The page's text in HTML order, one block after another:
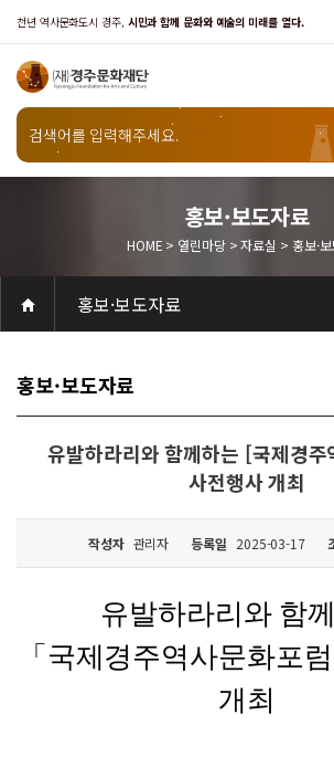
천년 역사문화도시 경주, 시민과 함께 문화와 예술의 미래를 열다.
홍보·보도자료
HOME > 열린마당 > 자료실 > 홍보·
홍보·보도자료
공연
공연일정
객석안내
화랑홀
화랑홀 2층
화랑홀 3층
원화홀
티켓안내
티켓안내
티켓예매
티켓수령
할인규정
취소·환불규정
문화나눔티켓
공연예절·서비스
공연장 관람예절
공연장 편의서비스
전시
전시일정
현재전시
예정전시
지난전시
전시연계교육신청
알천미술관소장품
전시예절·서비스
미술관 관람예절
미술관 편의서비스
아카데미
교육일정
문화행사
행사일정
행사소개
경주 대릉원돌담길 축제
국제경주역사문화포럼
금속공예관
경주 e스포츠 페스티벌
돗자리피크닉
국제경주역사문화포럼
교촌문화공연 신라오기
신라문화제
국제뮤직페스티벌
경주문화관1918
교촌버스킹
지역예술인 지원사업
봉황대 뮤직스퀘어
경주국악여행
제야의 종 타종식
한수원아트페스티벌
한복문화주간
동아시아 문화도시
MyK FESTA in 경주
경주시 관광기념품 공모전
뉴스
갤러리
대관
대관공고·절차
경주예술의전당
경주문화관1918
대관운영조례
운영조례
경주예술의전당
운영규칙
공연장 및 부대시설
알천미술관
경주문화관1918
사용료
경주예술의전당
경주문화관1918
대관신청
경주예술의전당
경주문화관1918
시설소개
경주예술의전당
시설소개
공연장
화랑홀
원화홀
알천미술관
기타시설
경주문화관1918
시립예술단
시립극단
시립극단 소개
단원현황
시립합창단
시립합창단 소개
단원현황
시립신라고취대
시립신라고취대 소개
단원현황
연간일정
열린마당
공지사항
공지사항
입찰정보
채용정보
자료실
홍보·보도자료
서식·매뉴얼
웹진
Q&A
FAQ
가입 및 정보
공연
전시
아카데미
대관
기타
질문과답변
우수고객
회원안내 · 혜택
우수고객
경주문화재단
인사말
재단소개
비전전략
사업안내
연혁
재단CI
조직도
ESG 윤리·경영
ESG경영 선언문
인권경영선언문
임직원행동강령
문화서비스윤리헌장
통합신고센터
경영공시
경영목표 예산서 운영계획
결산서
임원 및 운영인력 현황 인건비 예
경영실적
외부기관 감사
기타공시
계약현황
기부금현황
업무추진비 복리후생비 내역
오시는길
경주예술의전당
경주문화관1918
신라금속공예관
홍보·보도자료
유발하라리와 함께하는 [국제경주
사전행사 개최
작성자 관리자 등록일 2025-03-17
유발하라리와 함
「 국제경주역사문화포럼
개최